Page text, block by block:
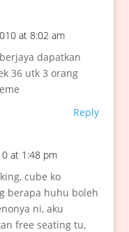
at 8:02 am
dapatkan
36 utk 3 orang
Reply
at 1:48 pm
cube ko
berapa huhu boleh
ni, aku
free seating tu,